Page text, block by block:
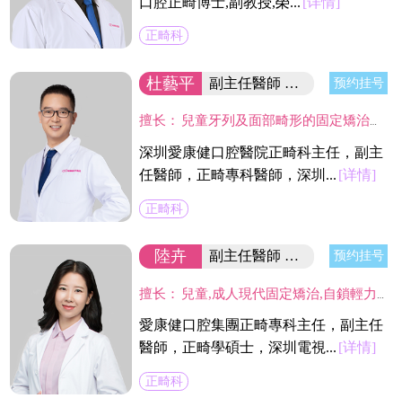
正畸科
杜藝平 副主任醫師 口腔醫院正畸科主任 预约挂号
擅长： 兒童牙列及面部畸形的固定矯治和功能矯治技術，成人各類錯頜畸形的功能矯治、固定矯治和隱形矯治，熟練應用20多種正畸産品完成矯治，同時開展青少年嚴重錯頜畸形的早期阻斷性矯治及各種口腔不良習慣的矯治。掌握隱形無痕新技術，貫徹舒適正畸新理念。
深圳愛康健口腔醫院正畸科主任，副主
任醫師，正畸專科醫師，深圳... [详情]
正畸科
陸卉 副主任醫師 正畸學碩士/集團正畸專科主任 预约挂号
擅长： 兒童,成人現代固定矯治,自鎖輕力矯治,美國Invisalign透明隱形矯治,德國Incognito舌側矯治,對各類復雜,疑難錯頜牙病例有較深研究。
愛康健口腔集團正畸專科主任，副主任
醫師，正畸學碩士，深圳電視... [详情]
正畸科